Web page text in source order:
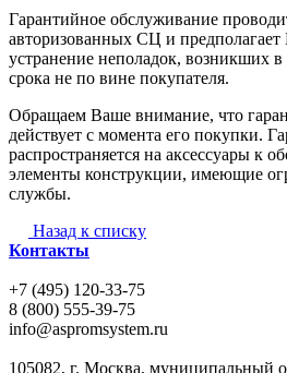
Гарантийное обслуживание
авторизованных СЦ и
устранение неполадок, возникших в
срока не по вине покупателя.
Обращаем Ваше внимание, что
действует с момента его покупки.
распространяется на аксессуары к
элементы конструкции, имеющие
службы.
Назад к списку
Контакты
+7 (495) 120-33-75
8 (800) 555-39-75
info@aspromsystem.ru
105082, г. Москва, муниципальный